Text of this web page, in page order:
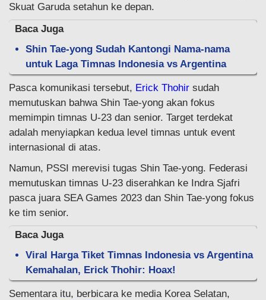
Skuat Garuda setahun ke depan.
Baca Juga
Shin Tae-yong Sudah Kantongi Nama-nama
untuk Laga Timnas Indonesia vs Argentina
Pasca komunikasi tersebut, Erick Thohir sudah
memutuskan bahwa Shin Tae-yong akan fokus
memimpin timnas U-23 dan senior. Target terdekat
adalah menyiapkan kedua level timnas untuk event
internasional di atas.
Namun, PSSI merevisi tugas Shin Tae-yong. Federasi
memutuskan timnas U-23 diserahkan ke Indra Sjafri
pasca juara SEA Games 2023 dan Shin Tae-yong fokus
ke tim senior.
Baca Juga
Viral Harga Tiket Timnas Indonesia vs Argentina
Kemahalan, Erick Thohir: Hoax!
Sementara itu, berbicara ke media Korea Selatan,